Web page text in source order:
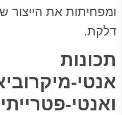
ומפחיתות את הייצור
דלקת.
תכונות
אנטי-
ואנטי-